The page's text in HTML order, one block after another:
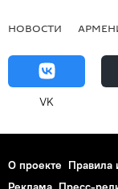
НОВОСТИ
VK
О проекте Правила